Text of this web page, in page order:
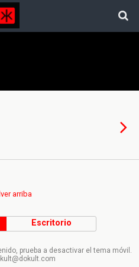
arriba
Escritorio
prueba a desactivar el tema móvil.